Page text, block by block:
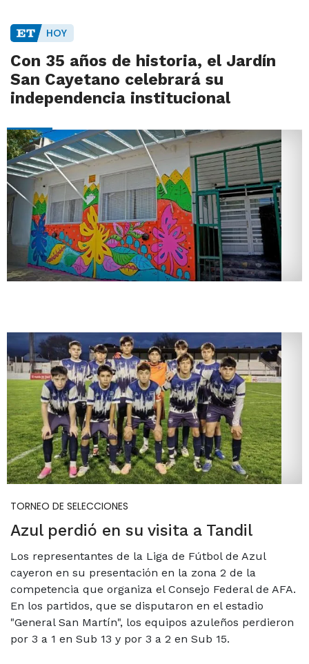
HOY
Con 35 años de historia, el Jardín
San Cayetano celebrará su
independencia institucional
TORNEO DE SELECCIONES
Azul perdió en su visita a Tandil
Los representantes de la Liga de Fútbol de Azul
cayeron en su presentación en la zona 2 de la
competencia que organiza el Consejo Federal de AFA.
En los partidos, que se disputaron en el estadio
"General San Martín", los equipos azuleños perdieron
por 3 a 1 en Sub 13 y por 3 a 2 en Sub 15.